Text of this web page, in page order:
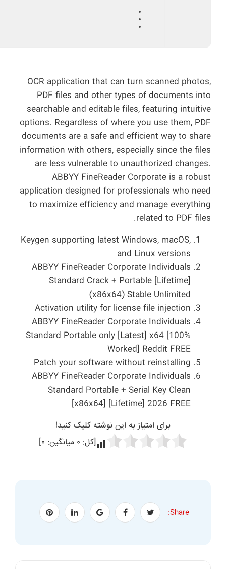
OCR application that can turn scanned photos,
PDF files and other types of documents into
searchable and editable files, featuring intuitive
options. Regardless of where you use them, PDF
documents are a safe and efficient way to share
information with others, especially since the files
are less vulnerable to unauthorized changes.
ABBYY FineReader Corporate is a robust
application designed for professionals who need
to maximize efficiency and manage everything
related to PDF files.
Keygen supporting latest Windows, macOS,
and Linux versions
ABBYY FineReader Corporate Individuals
Standard Crack + Portable [Lifetime]
(x86x64) Stable Unlimited
Activation utility for license file injection
ABBYY FineReader Corporate Individuals
Standard Portable only [Latest] x64 [100%
Worked] Reddit FREE
Patch your software without reinstalling
ABBYY FineReader Corporate Individuals
Standard Portable + Serial Key Clean
[x86x64] [Lifetime] 2026 FREE
برای امتیاز به این نوشته کلیک کنید!
[کل: ۰ میانگین: ۰]
Share: